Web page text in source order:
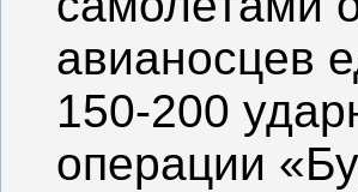
авианосцев
150-200
операции